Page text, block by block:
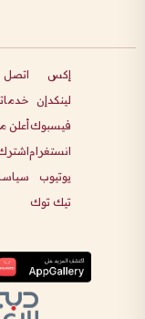
إكس
لينكدإن
فيسبوك
انستغرام
يوتيوب
تيك توك
اتصل
أعلن